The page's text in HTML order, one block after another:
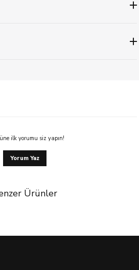
ilk yorumu siz yapın!
Yorum Yaz
Ürünler